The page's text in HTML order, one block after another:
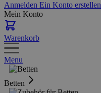
Anmelden Ein Konto erstellen
Mein Konto
Warenkorb
Menu
Betten